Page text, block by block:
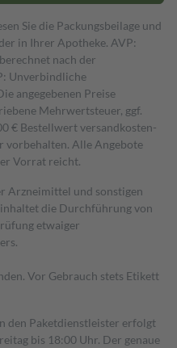
Sie die Packungsbeilage und
in Ihrer Apotheke. AVP:
nach der
Unverbindliche
angegebenen Preise
Mehrwertsteuer, ggf.
€ Bestell­wert versand­kosten­
vorbehalten. Alle Angebote
Vorrat reicht.
Arzneimittel und sonstigen
die Durchführung von
etwaiger
Vor Gebrauch stets Etikett
den Paketdienstleister erfolgt
bis 18:00 Uhr. Der genaue